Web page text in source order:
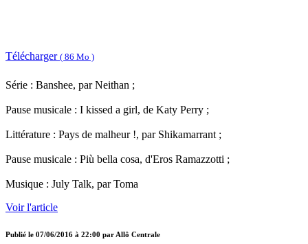
Télécharger ( 86 Mo )
Série : Banshee, par Neithan ;
Pause musicale : I kissed a girl, de Katy Perry ;
Littérature : Pays de malheur !, par Shikamarrant ;
Pause musicale : Più bella cosa, d'Eros Ramazzotti ;
Musique : July Talk, par Toma
Voir l'article
Publié le 07/06/2016 à 22:00 par Allô Centrale